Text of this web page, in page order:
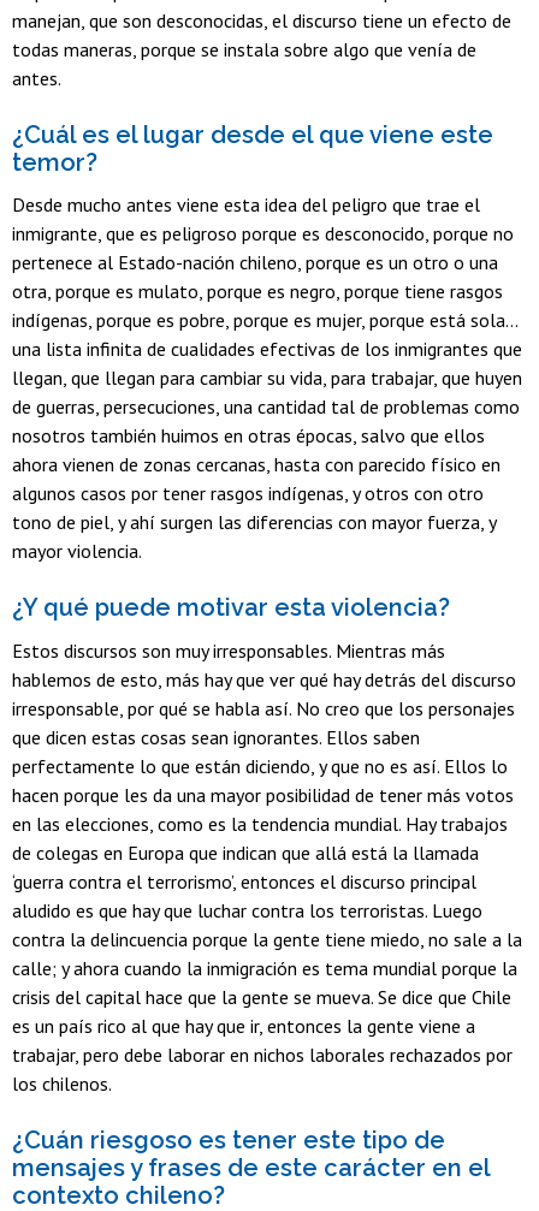
manejan, que son desconocidas, el discurso tiene un efecto de
todas maneras, porque se instala sobre algo que venía de
antes.
¿Cuál es el lugar desde el que viene este
temor?
Desde mucho antes viene esta idea del peligro que trae el
inmigrante, que es peligroso porque es desconocido, porque no
pertenece al Estado-nación chileno, porque es un otro o una
otra, porque es mulato, porque es negro, porque tiene rasgos
indígenas, porque es pobre, porque es mujer, porque está sola…
una lista infinita de cualidades efectivas de los inmigrantes que
llegan, que llegan para cambiar su vida, para trabajar, que huyen
de guerras, persecuciones, una cantidad tal de problemas como
nosotros también huimos en otras épocas, salvo que ellos
ahora vienen de zonas cercanas, hasta con parecido físico en
algunos casos por tener rasgos indígenas, y otros con otro
tono de piel, y ahí surgen las diferencias con mayor fuerza, y
mayor violencia.
¿Y qué puede motivar esta violencia?
Estos discursos son muy irresponsables. Mientras más
hablemos de esto, más hay que ver qué hay detrás del discurso
irresponsable, por qué se habla así. No creo que los personajes
que dicen estas cosas sean ignorantes. Ellos saben
perfectamente lo que están diciendo, y que no es así. Ellos lo
hacen porque les da una mayor posibilidad de tener más votos
en las elecciones, como es la tendencia mundial. Hay trabajos
de colegas en Europa que indican que allá está la llamada
‘guerra contra el terrorismo’, entonces el discurso principal
aludido es que hay que luchar contra los terroristas. Luego
contra la delincuencia porque la gente tiene miedo, no sale a la
calle; y ahora cuando la inmigración es tema mundial porque la
crisis del capital hace que la gente se mueva. Se dice que Chile
es un país rico al que hay que ir, entonces la gente viene a
trabajar, pero debe laborar en nichos laborales rechazados por
los chilenos.
¿Cuán riesgoso es tener este tipo de
mensajes y frases de este carácter en el
contexto chileno?